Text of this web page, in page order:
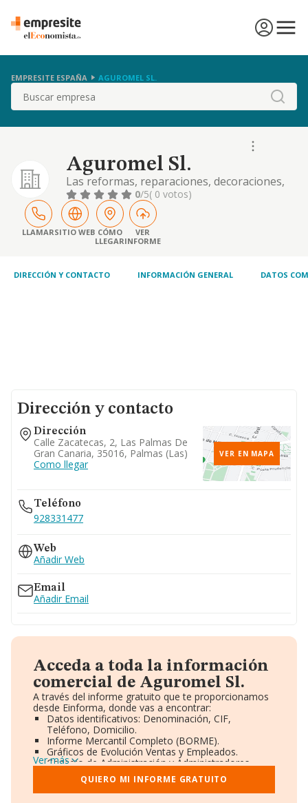
EMPRESITE ESPAÑA AGUROMEL SL.
Buscar
Aguromel Sl.
Las reformas, reparaciones, decoraciones,
instalaciones electricas, fontaneria,
contraincendios, camaras de frio,
calefaccion, placas solares,
hidrocompresores, etc
0/5( 0 votos)
LLAMARSITIO WEB CÓMO
LLEGAR
VER
INFORME
DIRECCIÓN Y CONTACTO INFORMACIÓN GENERAL DATOS
Dirección y contacto
Dirección
Calle Zacatecas, 2, Las Palmas De
Gran Canaria, 35016, Palmas (las)
Como llegar
VER EN MAPA
Teléfono
928331477
Web
Añadir Web
Email
Añadir Email
Acceda a toda la información
comercial de Aguromel Sl.
A través del informe gratuito que te proporcionamos
desde Einforma, donde vas a encontrar:
Datos identificativos: Denominación, CIF,
Teléfono, Domicilio.
Informe Mercantil Completo (BORME).
Gráficos de Evolución Ventas y Empleados.
Consejo de Administración y Administradores.
Directivos y Ejecutivos.
Accionistas.
Participaciones y Vinculaciones en otras empresas.
Ver más
QUIERO MI INFORME GRATUITO